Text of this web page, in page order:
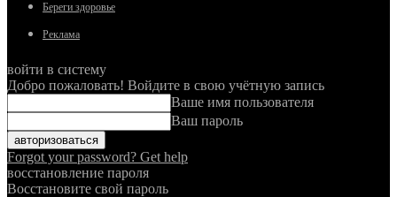
Береги здоровье
Реклама
войти в систему
Добро пожаловать! Войдите в свою учётную запись
Ваше имя пользователя
Ваш пароль
Forgot your password? Get help
восстановление пароля
Восстановите свой пароль